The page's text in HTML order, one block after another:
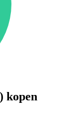
kopen